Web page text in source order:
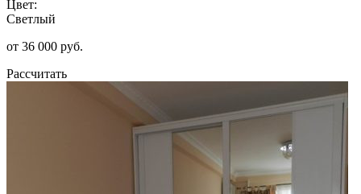
Цвет:
Светлый
от 36 000 руб.
Рассчитать